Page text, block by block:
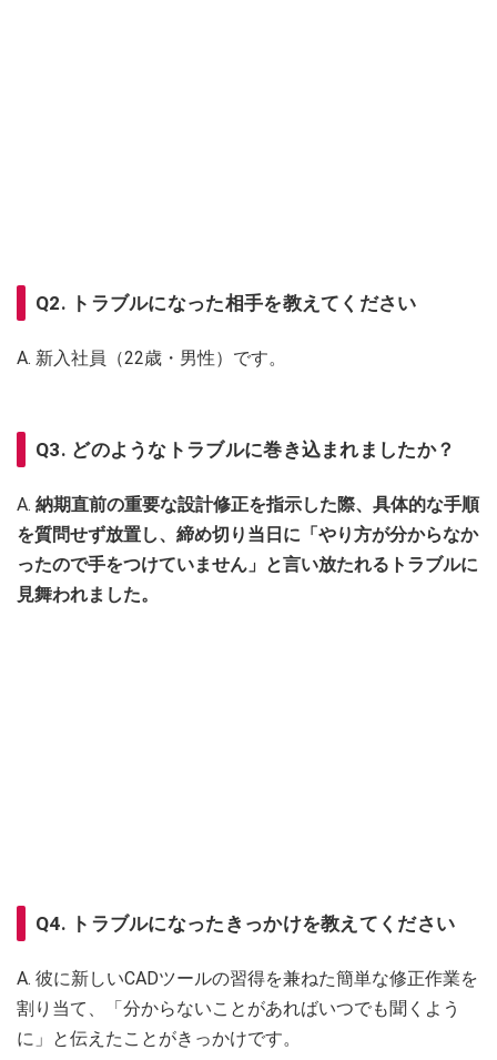
Q2. トラブルになった相手を教えてください
A. 新入社員（22歳・男性）です。
Q3. どのようなトラブルに巻き込まれましたか？
A. 納期直前の重要な設計修正を指示した際、具体的な手順
を質問せず放置し、締め切り当日に「やり方が分からなか
ったので手をつけていません」と言い放たれるトラブルに
見舞われました。
Q4. トラブルになったきっかけを教えてください
A. 彼に新しいCADツールの習得を兼ねた簡単な修正作業を
割り当て、「分からないことがあればいつでも聞くよう
に」と伝えたことがきっかけです。